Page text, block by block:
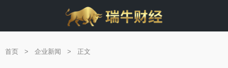
首页 > 企业新闻 > 正文